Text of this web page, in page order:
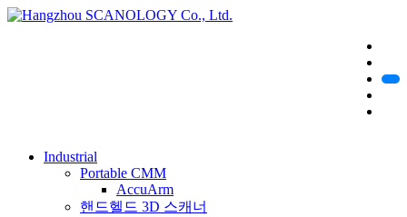
Industrial
Portable CMM
AccuArm
핸드헬드 3D 스캐너